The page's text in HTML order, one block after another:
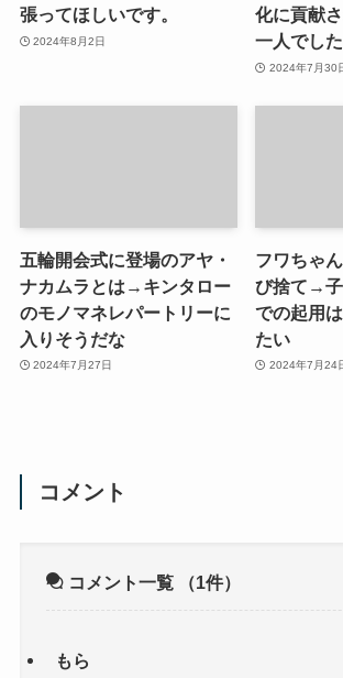
張ってほしいです。
2024年8月2日
化に貢献
一人でした
2024年7月30
五輪開会式に登場のアヤ・
ナカムラとは→キンタロー
のモノマネレパートリーに
入りそうだな
2024年7月27日
フワちゃ
び捨て→
での起用
たい
2024年7月24
コメント
コメント一覧 （1件）
もら